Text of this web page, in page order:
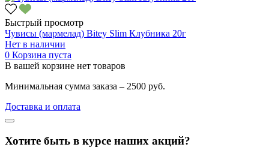
Быстрый просмотр
Чувисы (мармелад) Bitey Slim Клубника 20г
Нет в наличии
0 Корзина пуста
В вашей корзине нет товаров
Минимальная сумма заказа – 2500 руб.
Доставка и оплата
Хотите быть в курсе наших акций?